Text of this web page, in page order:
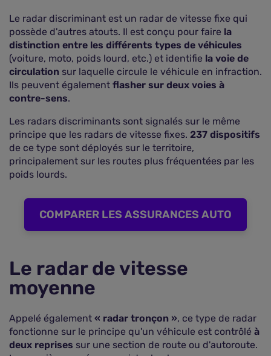
Le radar discriminant est un radar de vitesse fixe qui
possède d'autres atouts. Il est conçu pour faire la
distinction entre les différents types de véhicules
(voiture, moto, poids lourd, etc.) et identifie la voie de
circulation sur laquelle circule le véhicule en infraction.
Ils peuvent également flasher sur deux voies à
contre-sens.
Les radars discriminants sont signalés sur le même
principe que les radars de vitesse fixes. 237 dispositifs
de ce type sont déployés sur le territoire,
principalement sur les routes plus fréquentées par les
poids lourds.
COMPARER LES ASSURANCES AUTO
Le radar de vitesse
moyenne
Appelé également « radar tronçon », ce type de radar
fonctionne sur le principe qu'un véhicule est contrôlé à
deux reprises sur une section de route ou d'autoroute.